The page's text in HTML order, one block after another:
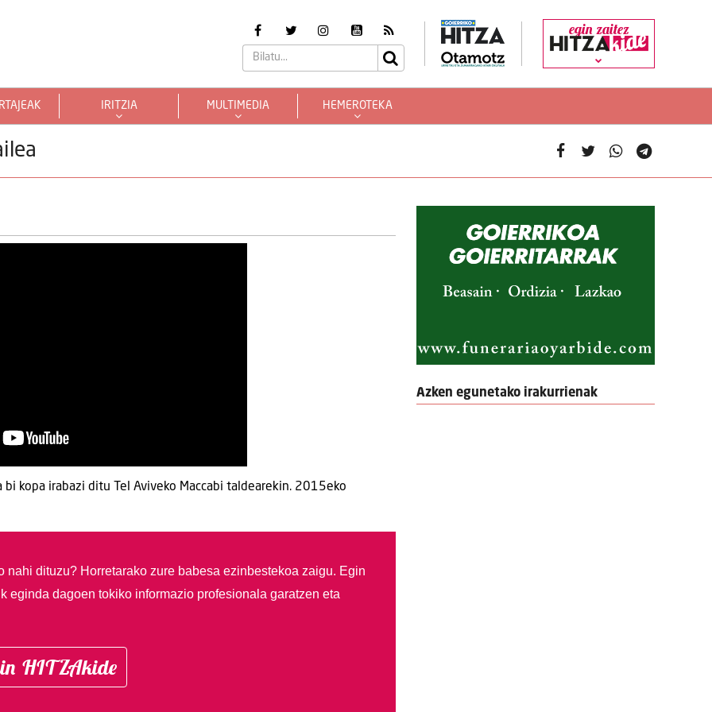
egin zaitez
IRITZIA MULTIMEDIA HEMEROTEKA
kopa irabazi ditu Tel Aviveko Maccabi taldearekin. 2015eko
nahi dituzu? Horretarako zure babesa ezinbestekoa zaigu. Egin
eginda dagoen tokiko informazio profesionala garatzen eta
HITZAkide
Azken egunetako irakurrienak